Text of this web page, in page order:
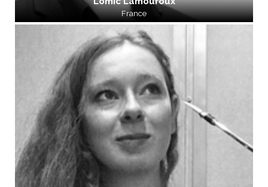
France